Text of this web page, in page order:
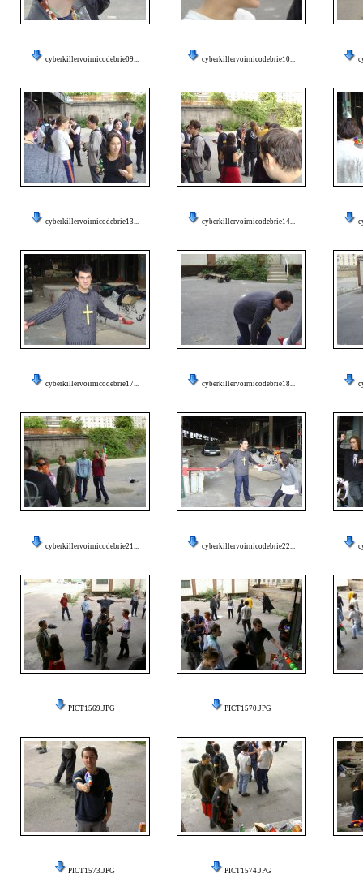
cyberkillervoirnicodebrie09... cyberkillervoirnicodebrie10...
cyberkillervoirnicodebrie13... cyberkillervoirnicodebrie14...
cyberkillervoirnicodebrie17... cyberkillervoirnicodebrie18...
cyberkillervoirnicodebrie21... cyberkillervoirnicodebrie22...
PICT1569.JPG PICT1570.JPG
PICT1573.JPG PICT1574.JPG